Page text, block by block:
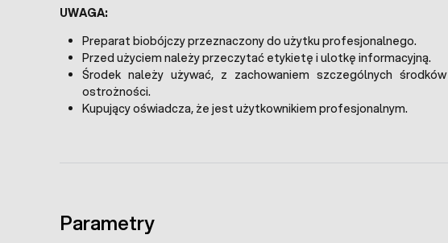
UWAGA:
Preparat biobójczy przeznaczony do użytku profesjonalnego.
Przed użyciem należy przeczytać etykietę i ulotkę informacyjną.
Środek należy używać, z zachowaniem szczególnych środków
ostrożności.
Kupujący oświadcza, że jest użytkownikiem profesjonalnym.
Parametry